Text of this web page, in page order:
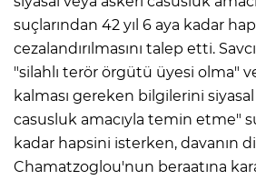
suçlarından 42 yıl 6 aya kadar
cezalandırılmasını talep etti.
"silahlı terör örgütü üyesi olma"
kalması gereken bilgilerini
casusluk amacıyla temin etme"
kadar hapsini isterken, davanın
Chamatzoglou'nun beraatına